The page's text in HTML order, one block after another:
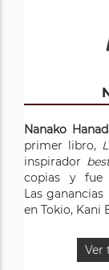
Nanako
primer libro,
inspirador
copias y fue
Las
en Tokio, Kani
Ver